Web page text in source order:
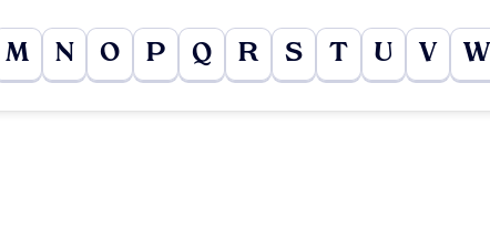
M N O P Q R S T U V W